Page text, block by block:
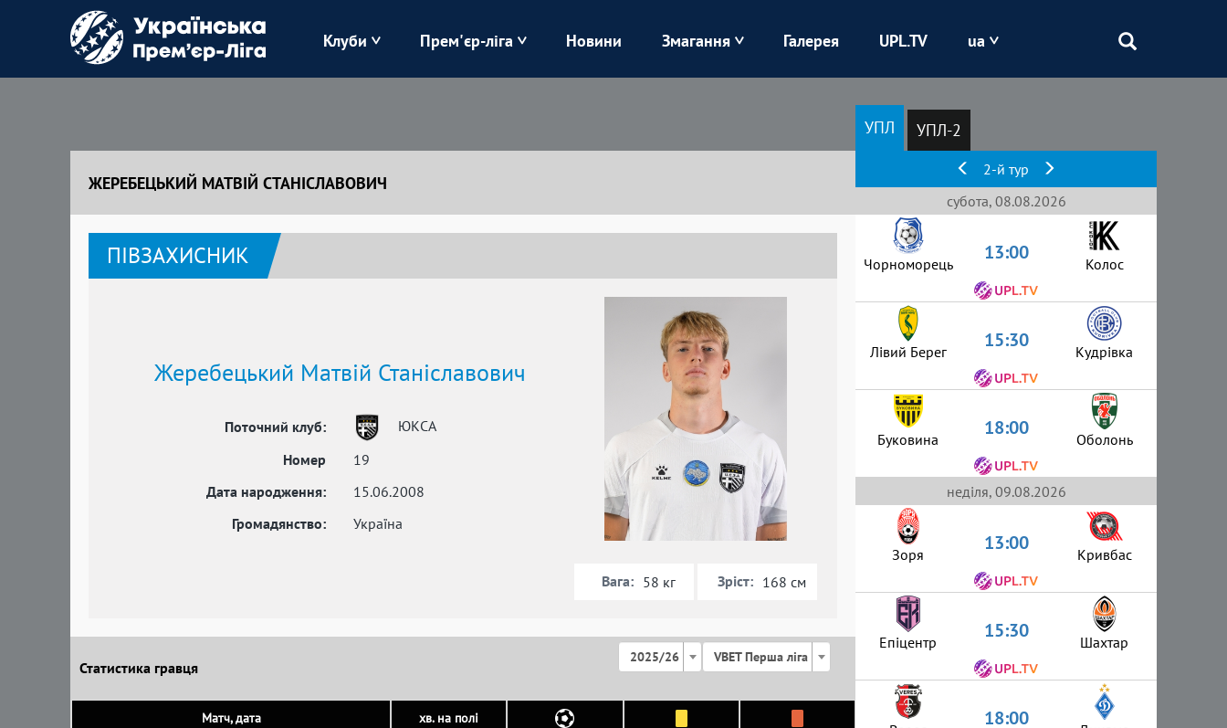
Клуби
Зоря Карпати Колос Кривбас
Оболонь
Полісся
Прем'єр-ліга Новини Змагання Галерея UPL.TV ua
ЖЕРЕБЕЦЬКИЙ МАТВІЙ СТАНІСЛАВОВИЧ
ПІВЗАХИСНИК
Жеребецький Матвій Станіславович
Поточний клуб:
ЮКСА
Номер
19
Дата народження:
15.06.2008
Громадянство:
Україна
Вага: 58 кг Зріст: 168 см
Статистика гравця
2025/26 VBET Перша ліга
Матч, дата хв. на полі
УПЛ УПЛ-2
2-й тур
субота, 08.08.2026
Чорноморець 13:00 Колос
Лівий Берег 15:30 Кудрівка
Буковина 18:00 Оболонь
неділя, 09.08.2026
Зоря 13:00 Кривбас
Епіцентр 15:30 Шахтар
18:00